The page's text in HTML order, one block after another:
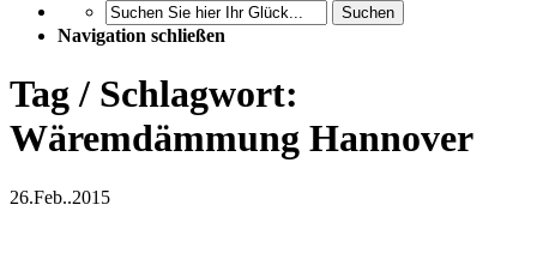
Suchen
Navigation schließen
Tag / Schlagwort:
Wäremdämmung Hannover
26.Feb..2015